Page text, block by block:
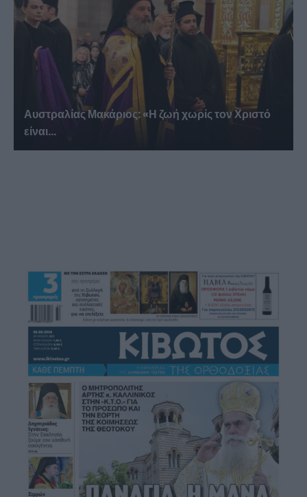
Αυστραλίας Μακάριος: «Η ζωή χωρίς τον Χριστό
είναι...